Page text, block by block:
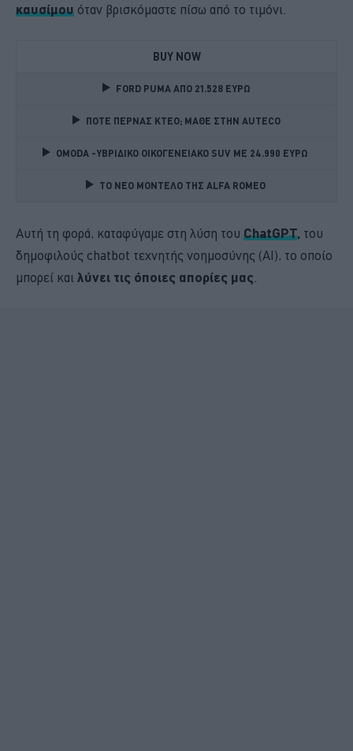
καυσίμου όταν βρισκόμαστε πίσω από το τιμόνι.
BUY NOW
FORD PUMA ΑΠΟ 21.528 ΕΥΡΩ
ΠΟΤΕ ΠΕΡΝΑΣ ΚΤΕΟ; ΜΑΘΕ ΣΤΗΝ ΑUTECO
OMODA -ΥΒΡΙΔΙΚΟ ΟΙΚΟΓΕΝΕΙΑΚΟ SUV ME 24.990 ΕΥΡΩ
TO NEO MONTΕΛΟ ΤΗΣ ALFA ROMEO
Αυτή τη φορά, καταφύγαμε στη λύση του ChatGPT, του
δημοφιλούς chatbot τεχνητής νοημοσύνης (AI), το οποίο
μπορεί και λύνει τις όποιες απορίες μας